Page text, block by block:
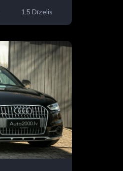
1.5 Dīzelis